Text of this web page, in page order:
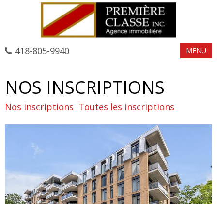
418-805-9940 MENU
NOS INSCRIPTIONS
Nos inscriptions Toutes les inscriptions